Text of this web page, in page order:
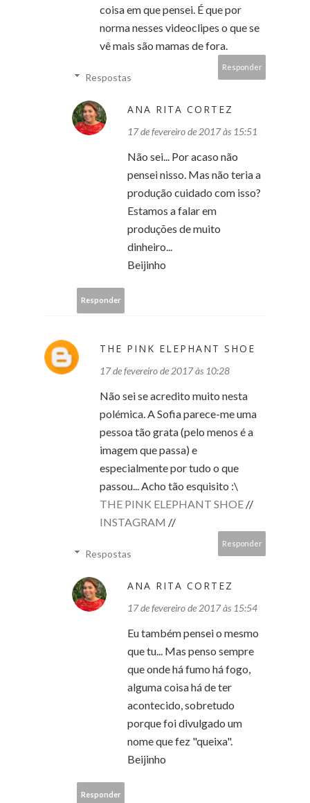
coisa em que pensei. É que por
norma nesses videoclipes o que se
vê mais são mamas de fora.
Responder
Respostas
ANA RITA CORTEZ
17 de fevereiro de 2017 às 15:51
Não sei... Por acaso não
pensei nisso. Mas não teria a
produção cuidado com isso?
Estamos a falar em
produções de muito
dinheiro...
Beijinho
Responder
THE PINK ELEPHANT SHOE
17 de fevereiro de 2017 às 10:28
Não sei se acredito muito nesta
polémica. A Sofia parece-me uma
pessoa tão grata (pelo menos é a
imagem que passa) e
especialmente por tudo o que
passou... Acho tão esquisito :\
THE PINK ELEPHANT SHOE //
INSTAGRAM //
Responder
Respostas
ANA RITA CORTEZ
17 de fevereiro de 2017 às 15:54
Eu também pensei o mesmo
que tu... Mas penso sempre
que onde há fumo há fogo,
alguma coisa há de ter
acontecido, sobretudo
porque foi divulgado um
nome que fez "queixa".
Beijinho
Responder